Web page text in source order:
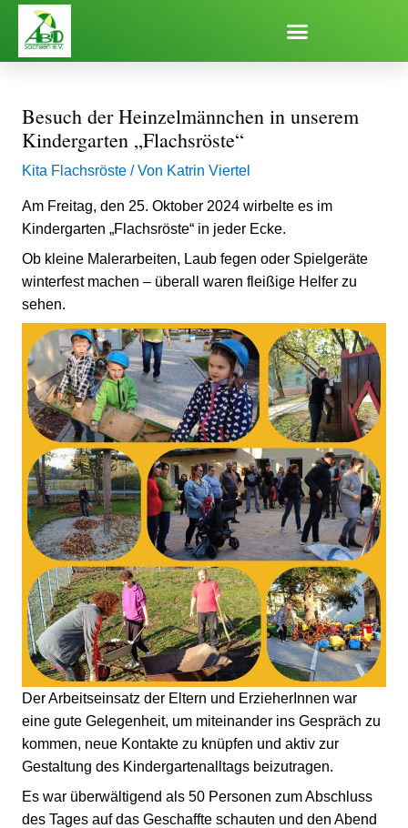
Inhalt
springen
Besuch der Heinzelmännchen in unserem
Kindergarten „Flachsröste“
Kita Flachsröste/ Von Katrin Viertel
Am Freitag, den 25. Oktober 2024 wirbelte es im
Kindergarten „Flachsröste“ in jeder Ecke.
Ob kleine Malerarbeiten, Laub fegen oder Spielgeräte
winterfest machen – überall waren fleißige Helfer zu
sehen.
Der Arbeitseinsatz der Eltern und ErzieherInnen war
eine gute Gelegenheit, um miteinander ins Gespräch zu
kommen, neue Kontakte zu knüpfen und aktiv zur
Gestaltung des Kindergartenalltags beizutragen.
Es war überwältigend als 50 Personen zum Abschluss
des Tages auf das Geschaffte schauten und den Abend